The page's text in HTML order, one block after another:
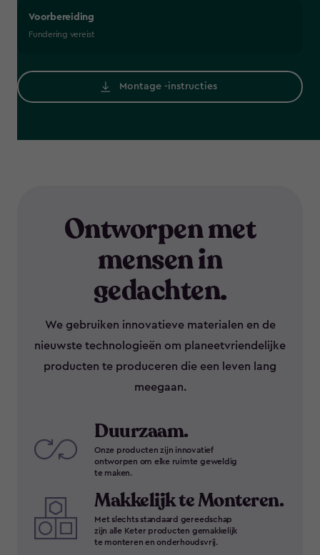
Voorbereiding
Fundering vereist
Montage -instructies
Ontworpen met
mensen in
gedachten.
We gebruiken innovatieve materialen en de
nieuwste technologieën om planeetvriendelijke
producten te produceren die een leven lang
meegaan.
Duurzaam.
Onze producten zijn innovatief
ontworpen om elke ruimte geweldig
te maken.
Makkelijk te Monteren.
Met slechts standaard gereedschap
zijn alle Keter producten gemakkelijk
te monteren en onderhoudsvrij.